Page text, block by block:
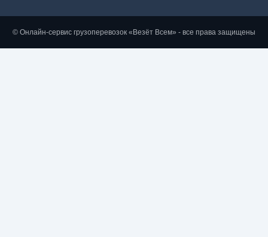
© Онлайн-сервис грузоперевозок «Везёт Всем» - все права защищены